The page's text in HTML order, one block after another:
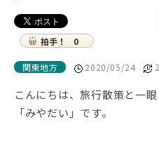
拍手！ 0
関東地方 2020/05/24
こんにちは、旅行散策と一
「みやだい」です。